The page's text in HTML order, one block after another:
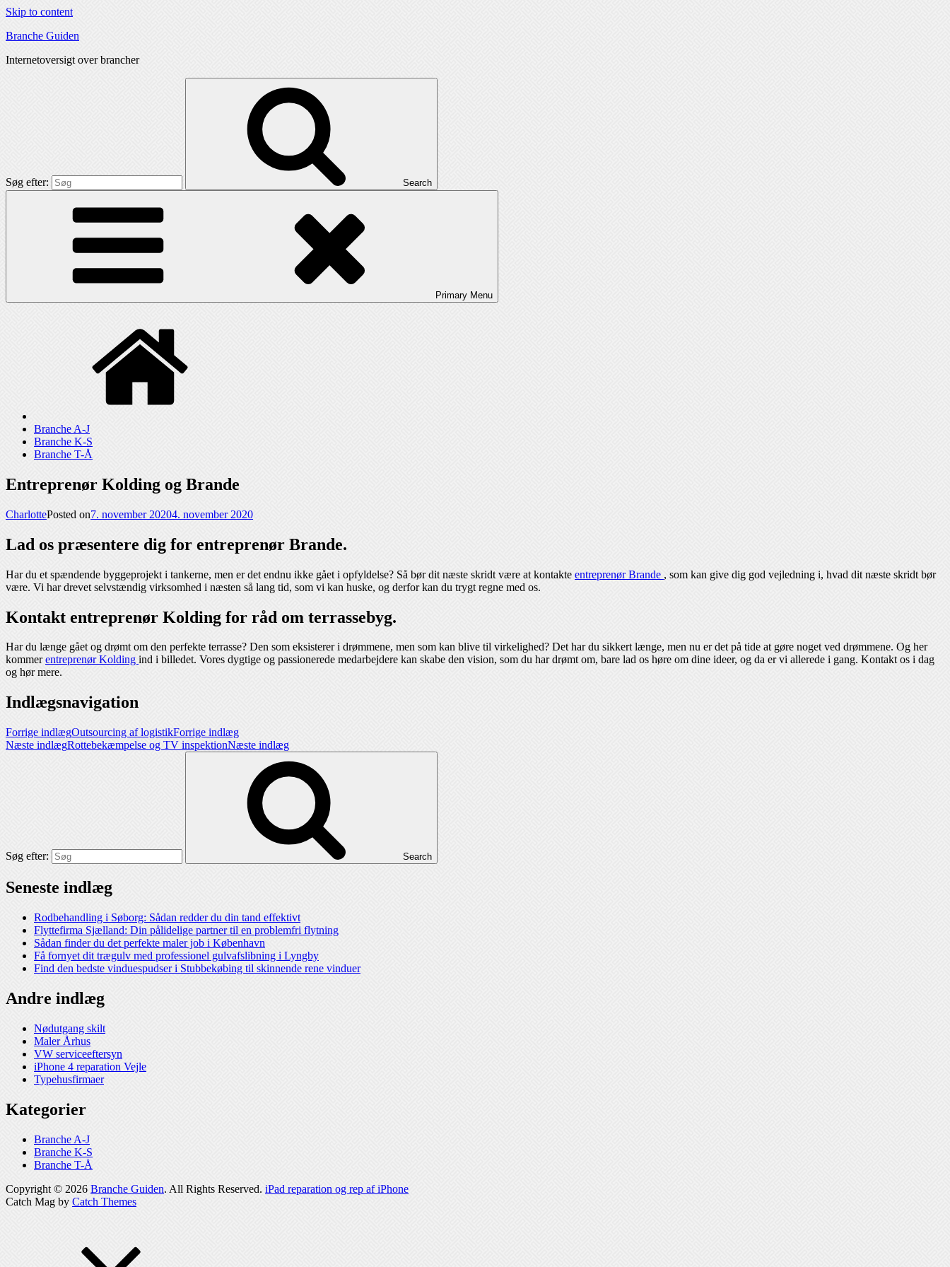
Skip to content
Branche Guiden
Internetoversigt over brancher
Søg efter: Search
Primary Menu
Branche A-J
Branche K-S
Branche T-Å
Entreprenør Kolding og Brande
CharlottePosted on7. november 20204. november 2020
Lad os præsentere dig for entreprenør Brande.
Har du et spændende byggeprojekt i tankerne, men er det endnu ikke gået i opfyldelse? Så bør dit næste skridt være at kontakte entreprenør Brande , som kan give dig god vejledning i, hvad dit næste skridt bør
være. Vi har drevet selvstændig virksomhed i næsten så lang tid, som vi kan huske, og derfor kan du trygt regne med os.
Kontakt entreprenør Kolding for råd om terrassebyg.
Har du længe gået og drømt om den perfekte terrasse? Den som eksisterer i drømmene, men som kan blive til virkelighed? Det har du sikkert længe, men nu er det på tide at gøre noget ved drømmene. Og her
kommerentreprenør Kolding ind i billedet. Vores dygtige og passionerede medarbejdere kan skabe den vision, som du har drømt om, bare lad os høre om dine ideer, og da er vi allerede i gang. Kontakt os i dag
og hør mere.
Indlægsnavigation
Forrige indlægOutsourcing af logistikForrige indlæg
Næste indlægRottebekæmpelse og TV inspektionNæste indlæg
Søg efter: Search
Seneste indlæg
Rodbehandling i Søborg: Sådan redder du din tand effektivt
Flyttefirma Sjælland: Din pålidelige partner til en problemfri flytning
Sådan finder du det perfekte maler job i København
Få fornyet dit trægulv med professionel gulvafslibning i Lyngby
Find den bedste vinduespudser i Stubbekøbing til skinnende rene vinduer
Andre indlæg
Nødutgang skilt
Maler Århus
VW serviceeftersyn
iPhone 4 reparation Vejle
Typehusfirmaer
Kategorier
Branche A-J
Branche K-S
Branche T-Å
Copyright © 2026 Branche Guiden. All Rights Reserved. iPad reparation og rep af iPhone
Catch Mag by Catch Themes